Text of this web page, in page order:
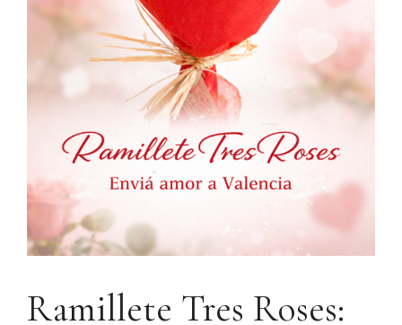
Ramillete Tres Roses: